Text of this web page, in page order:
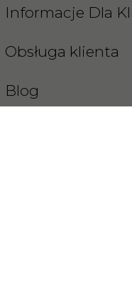
Informacje Dla
Obsługa klienta
Blog